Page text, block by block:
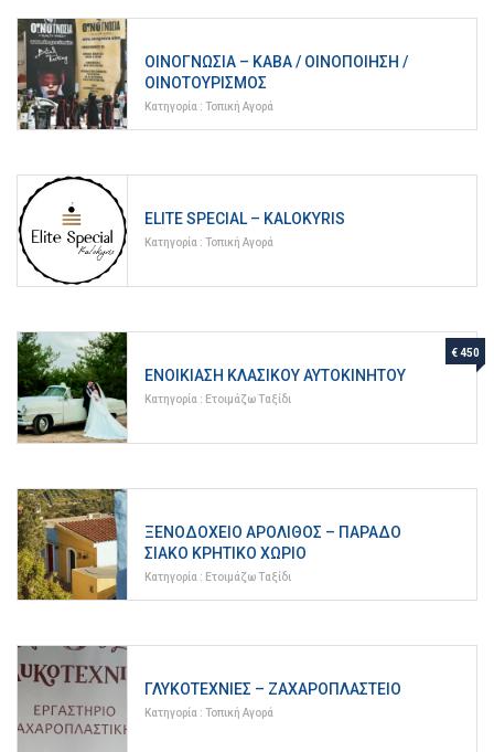
ΟΙΝΟΓΝΩΣΊΑ – ΚΆΒΑ / ΟΙΝΟΠΟΊΗΣΗ /
ΟΙΝΟΤΟΥΡΙΣΜΌΣ
Κατηγορία : Τοπική Αγορά
ELITE SPECIAL – KALOKYRIS
Κατηγορία : Τοπική Αγορά
€ 450
ΕΝΟΙΚΊΑΣΗ ΚΛΑΣΙΚΟΎ ΑΥΤΟΚΙΝΉΤΟΥ
Κατηγορία : Ετοιμάζω Ταξίδι
ΞΕΝΟΔΟΧΕΊΟ ΑΡΌΛΙΘΟΣ – ΠΑΡΑΔΟ
ΣΙΑΚΌ ΚΡΗΤΙΚΌ ΧΩΡΙΌ
Κατηγορία : Ετοιμάζω Ταξίδι
ΓΛΥΚΟΤΕΧΝΊΕΣ – ΖΑΧΑΡΟΠΛΑΣΤΕΊΟ
Κατηγορία : Τοπική Αγορά